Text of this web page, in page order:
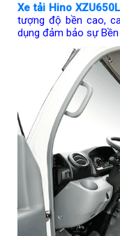
Xe tải Hino XZU650L
tượng độ bền cao,
dụng đảm bảo sự